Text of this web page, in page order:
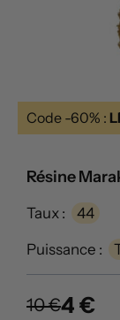
Code -60% :
Résine
Taux : 44
Puissance :
10 €4 €